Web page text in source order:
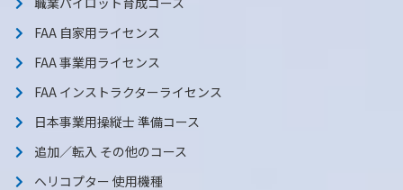
FAA 自家用ライセンス
FAA 事業用ライセンス
FAA インストラクターライセンス
日本事業用操縦士 準備コース
追加／転入 その他のコース
ヘリコプター 使用機種